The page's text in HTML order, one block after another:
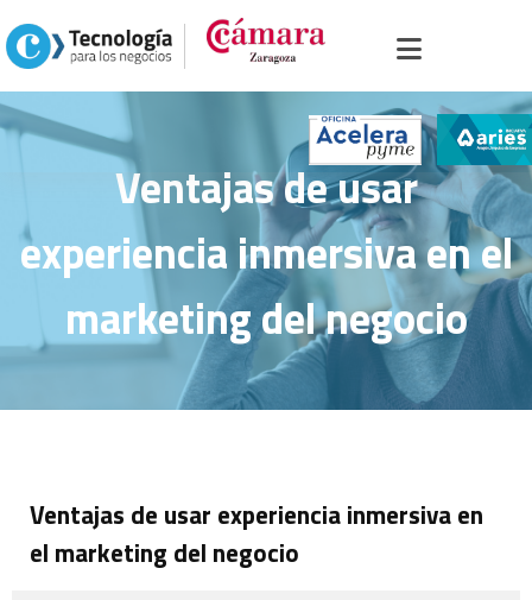
Inicio Portal sector servicios >Soluciones
Ventajas de usar experiencia inmersiva en el marketing del negocio
Ventajas de usar
experiencia inmersiva en el
marketing del negocio
Ventajas de usar experiencia inmersiva en
el marketing del negocio